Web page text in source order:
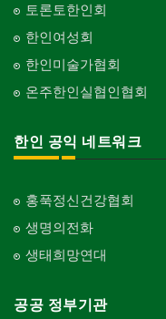
토론토한인회
한인여성회
한인미술가협회
온주한인실협인협회
한인 공익 네트워크
홍푹정신건강협회
생명의전화
생태희망연대
공공 정부기관